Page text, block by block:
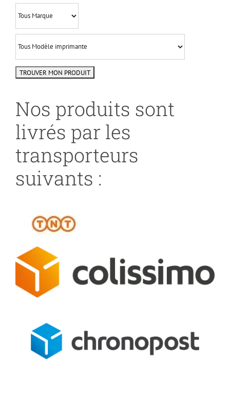
Nos produits sont
livrés par les
transporteurs
suivants :